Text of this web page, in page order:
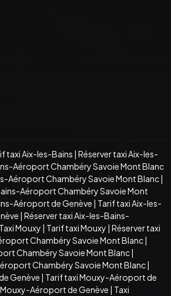
taxi Aix-les-Bains | Réserver taxi Aix-les-
Aéroport Chambéry Savoie Mont Blanc
Aéroport Chambéry Savoie Mont Blanc|
Aéroport Chambéry Savoie Mont
Aéroport de Genève | Tarif taxi Aix-les-
| Réserver taxi Aix-les-Bains-
Taxi Mouxy | Tarif taxi Mouxy | Réserver taxi
Chambéry Savoie Mont Blanc|
Chambéry Savoie Mont Blanc|
Chambéry Savoie Mont Blanc|
Genève | Tarif taxi Mouxy-Aéroport de
Mouxy-Aéroport de Genève | Taxi